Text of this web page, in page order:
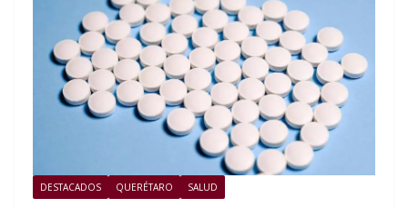
DESTACADOS QUERÉTARO SALUD